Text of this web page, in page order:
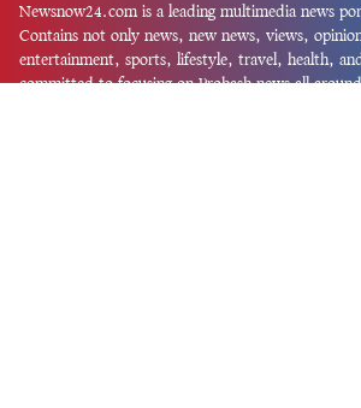
Newsnow24.com is a leading multimedia news
Contains not only news, new news, views,
entertainment, sports, lifestyle, travel, health,
committed to focusing on Probash news all